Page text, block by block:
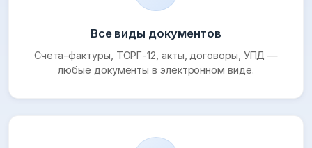
Все виды документов
Счета-фактуры, ТОРГ-12, акты, договоры, УПД —
любые документы в электронном виде.